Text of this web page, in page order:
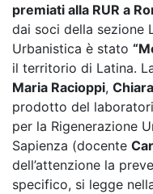
premiati alla RUR a
dai soci della sezione
Urbanistica è stato
il territorio di Latina.
Maria Racioppi,
prodotto del
per la Rigenerazione
Sapienza (docente
dell’attenzione la
specifico, si legge